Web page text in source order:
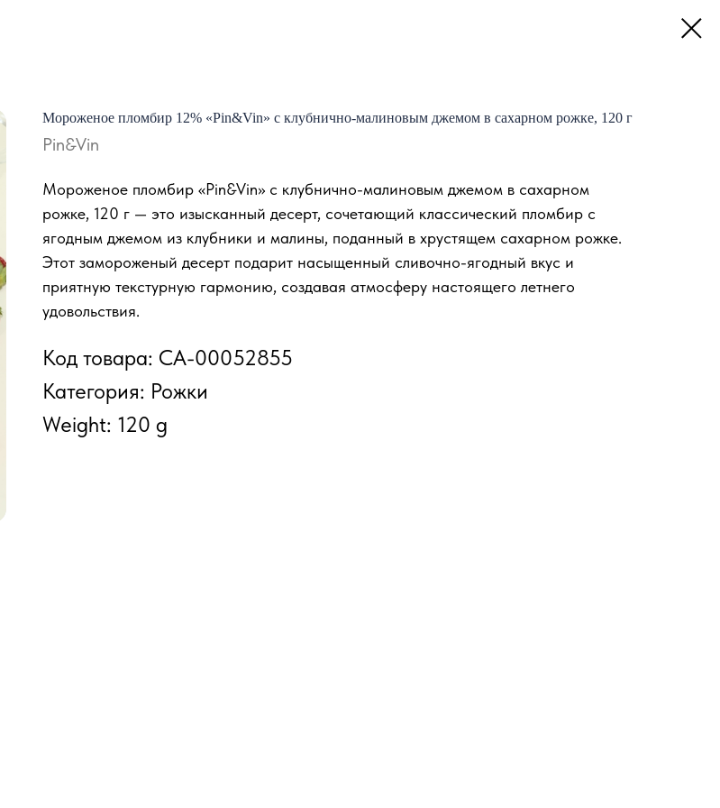
Мороженое пломбир 12% «Pin&Vin» с клубнично-малиновым джемом в сахарном рожке, 120 г
Pin&Vin
Мороженое пломбир «Pin&Vin» с клубнично-малиновым джемом в сахарном
рожке, 120 г — это изысканный десерт, сочетающий классический пломбир с
ягодным джемом из клубники и малины, поданный в хрустящем сахарном рожке.
Этот замороженый десерт подарит насыщенный сливочно-ягодный вкус и
приятную текстурную гармонию, создавая атмосферу настоящего летнего
удовольствия.
Код товара: СА-00052855
Категория: Рожки
Weight: 120 g